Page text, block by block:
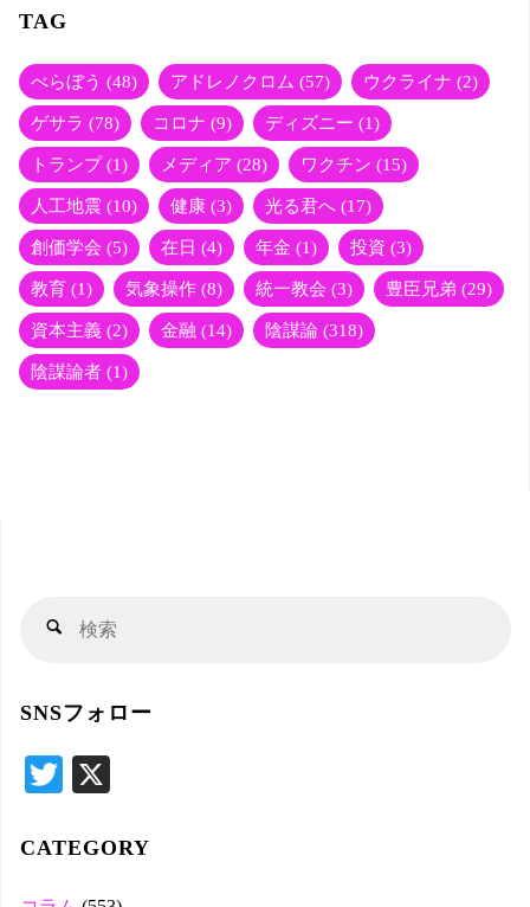
tte
r
TAG
べらぼう (48) アドレノクロム (57) ウクライナ (2)
ゲサラ (78) コロナ (9) ディズニー (1)
トランプ(1) メディア (28) ワクチン (15)
人工地震 (10) 健康 (3) 光る君へ (17)
創価学会 (5) 在日 (4) 年金 (1) 投資 (3)
教育 (1) 気象操作 (8) 統一教会 (3) 豊臣兄弟 (29)
資本主義 (2) 金融 (14) 陰謀論 (318)
陰謀論者 (1)
検
SNSフォロー
T
tte
CATEGORY